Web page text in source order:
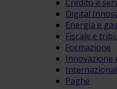
Credito e
Digital
Energia e gas
Fiscale e
Formazione
Innovazione
Paghe